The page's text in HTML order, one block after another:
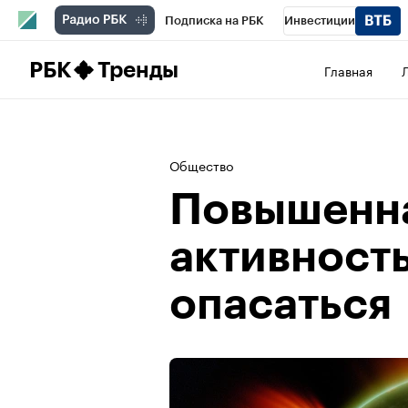
Подписка на РБК Инвестиции
РБК Тренды Главная
Общество
опасаться